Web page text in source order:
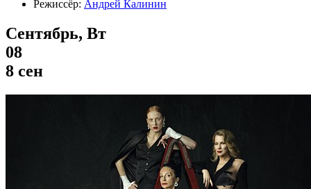
Режиссёр: Андрей Калинин
Сентябрь, Вт
08
8 сен